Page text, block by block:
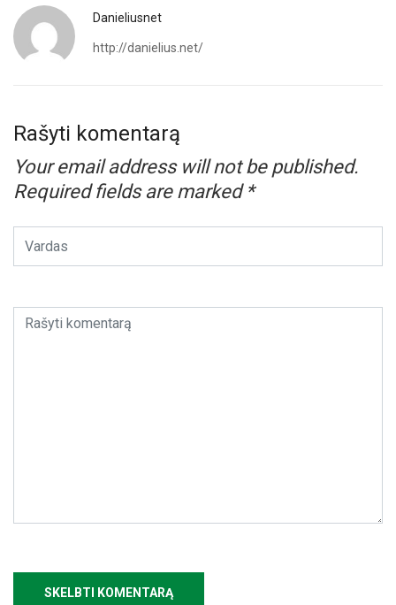
Danieliusnet
http://danielius.net/
Rašyti komentarą
Your email address will not be published.
Required fields are marked *